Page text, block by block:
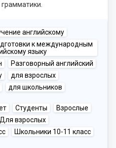
английскому
к международным
языку
Разговорный английский
для взрослых
для школьников
Студенты
Взрослые
Для взрослых
Школьники 10-11 класс